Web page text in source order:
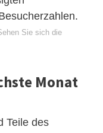
Sie sich die
Monat
Teile des